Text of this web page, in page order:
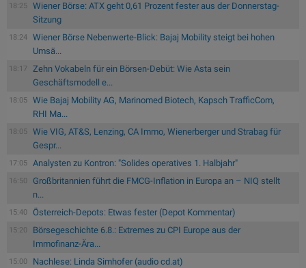
18:25
Wiener Börse: ATX geht 0,61 Prozent fester aus der Donnerstag-
Sitzung
18:24
Wiener Börse Nebenwerte-Blick: Bajaj Mobility steigt bei hohen
Umsä...
18:17
Zehn Vokabeln für ein Börsen-Debüt: Wie Asta sein
Geschäftsmodell e...
18:05
Wie Bajaj Mobility AG, Marinomed Biotech, Kapsch TrafficCom,
RHI Ma...
18:05
Wie VIG, AT&S, Lenzing, CA Immo, Wienerberger und Strabag für
Gespr...
17:05 Analysten zu Kontron: "Solides operatives 1. Halbjahr"
16:50
Großbritannien führt die FMCG-Inflation in Europa an – NIQ stellt
n...
15:40 Österreich-Depots: Etwas fester (Depot Kommentar)
15:20
Börsegeschichte 6.8.: Extremes zu CPI Europe aus der
Immofinanz-Ära...
15:00 Nachlese: Linda Simhofer (audio cd.at)